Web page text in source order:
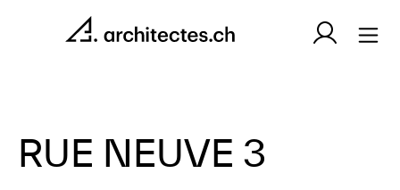
RUE NEUVE 3